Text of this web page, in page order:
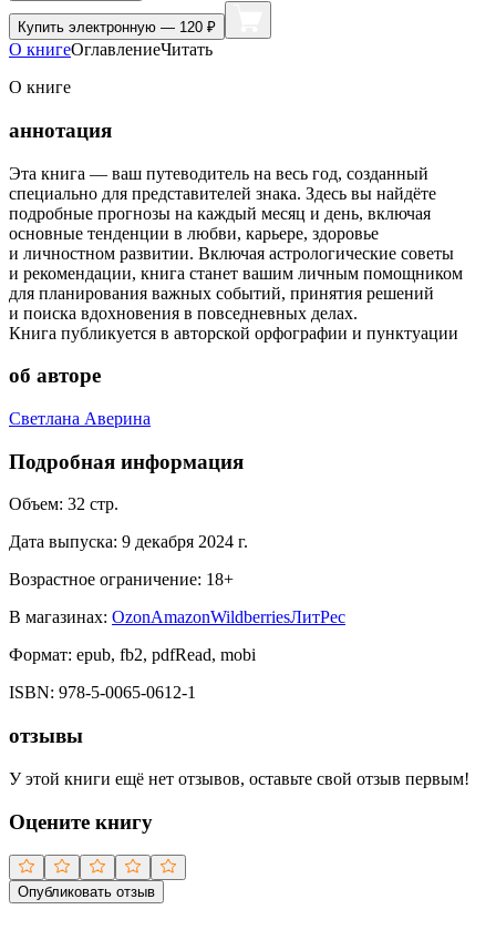
Купить электронную — 120 ₽
О книгеОглавлениеЧитать
О книге
аннотация
Эта книга — ваш путеводитель на весь год, созданный
специально для представителей знака. Здесь вы найдёте
подробные прогнозы на каждый месяц и день, включая
основные тенденции в любви, карьере, здоровье
и личностном развитии. Включая астрологические советы
и рекомендации, книга станет вашим личным помощником
для планирования важных событий, принятия решений
и поиска вдохновения в повседневных делах.
Книга публикуется в авторской орфографии и пунктуации
об авторе
Светлана Аверина
Подробная информация
Объем: 32 стр.
Дата выпуска: 9 декабря 2024 г.
Возрастное ограничение: 18+
В магазинах: OzonAmazonWildberriesЛитРес
Формат: epub, fb2, pdfRead, mobi
ISBN: 978-5-0065-0612-1
отзывы
У этой книги ещё нет отзывов, оставьте свой отзыв первым!
Оцените книгу
Опубликовать отзыв